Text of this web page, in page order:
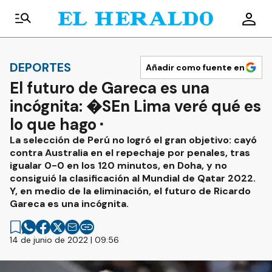
DEPORTES Añadir como fuente en
El futuro de Gareca es una
incógnita: �SEn Lima veré qué es
lo que hago⬝
La selección de Perú no logró el gran objetivo: cayó
contra Australia en el repechaje por penales, tras
igualar 0-0 en los 120 minutos, en Doha, y no
consiguió la clasificación al Mundial de Qatar 2022.
Y, en medio de la eliminación, el futuro de Ricardo
Gareca es una incógnita.
14 de junio de 2022 | 09:56